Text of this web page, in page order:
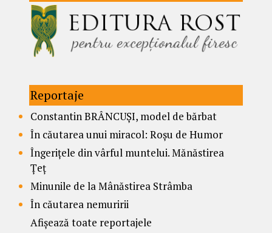
Reportaje
Constantin BRÂNCUȘI, model de bărbat
În căutarea unui miracol: Roșu de Humor
Îngerițele din vârful muntelui. Mănăstirea
Țeț
Minunile de la Mânăstirea Strâmba
În căutarea nemuririi
Afișează toate reportajele